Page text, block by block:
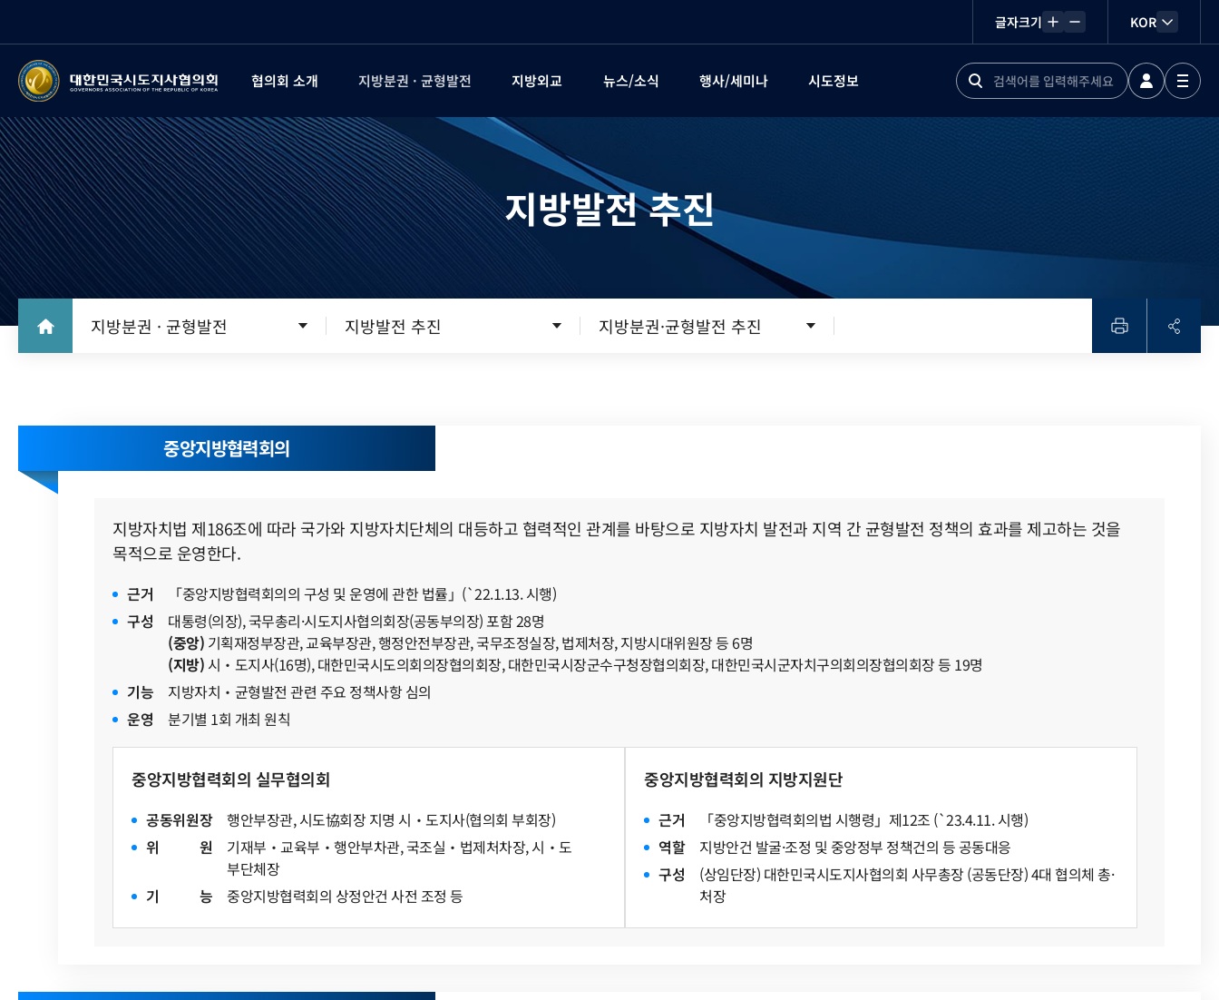
글자크기 KOR
협의회 소개 지방분권 · 균형발전 지방외교 뉴스/소식 행사/세미나 시도정보
지방발전 추진
지방분권 · 균형발전 지방발전 추진 지방분권·균형발전 추진
중앙지방협력회의
지방자치법 제186조에 따라 국가와 지방자치단체의 대등하고 협력적인 관계를 바탕으로 지방자치 발전과 지역 간 균형발전 정책의 효과를 제고하는 것을
목적으로 운영한다.
근거
「중앙지방협력회의의 구성 및 운영에 관한 법률」(`22.1.13. 시행)
구성
대통령(의장), 국무총리·시도지사협의회장(공동부의장) 포함 28명
(중앙) 기획재정부장관, 교육부장관, 행정안전부장관, 국무조정실장, 법제처장, 지방시대위원장 등 6명
(지방) 시‧도지사(16명), 대한민국시도의회의장협의회장, 대한민국시장군수구청장협의회장, 대한민국시군자치구의회의장협의회장 등 19명
기능
지방자치‧균형발전 관련 주요 정책사항 심의
운영
분기별 1회 개최 원칙
중앙지방협력회의 실무협의회
공동위원장
행안부장관, 시도協회장 지명 시‧도지사(협의회 부회장)
위
원
기재부‧교육부‧행안부차관, 국조실‧법제처차장, 시‧도
부단체장
기
능 중앙지방협력회의 상정안건 사전 조정 등
중앙지방협력회의 지방지원단
근거
「중앙지방협력회의법 시행령」제12조 (`23.4.11. 시행)
역할
지방안건 발굴·조정 및 중앙정부 정책건의 등 공동대응
구성
(상임단장) 대한민국시도지사협의회 사무총장 (공동단장) 4대 협의체 총·
처장